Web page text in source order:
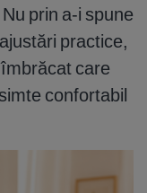
prin a-i spune
practice,
care
confortabil